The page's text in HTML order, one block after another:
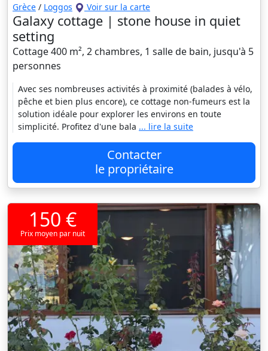
Grèce / Loggos Voir sur la carte
Galaxy cottage | stone house in quiet
setting
Cottage 400 m², 2 chambres, 1 salle de bain, jusqu'à 5
personnes
Avec ses nombreuses activités à proximité (balades à vélo,
pêche et bien plus encore), ce cottage non-fumeurs est la
solution idéale pour explorer les environs en toute
simplicité. Profitez d'une bala ... lire la suite
Contacter
le propriétaire
150 €
Prix moyen par nuit